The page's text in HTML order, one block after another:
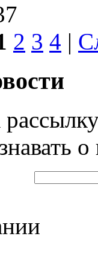
2 3 4 |